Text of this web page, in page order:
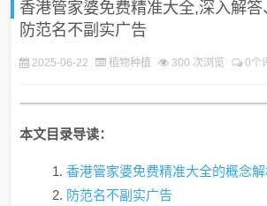
香港管家婆免费精准大全,深入解
防范名不副实广告
2025-06-22 植物种植 300 次浏览 0个
本文目录导读：
香港管家婆免费精准大全的概念
防范名不副实广告